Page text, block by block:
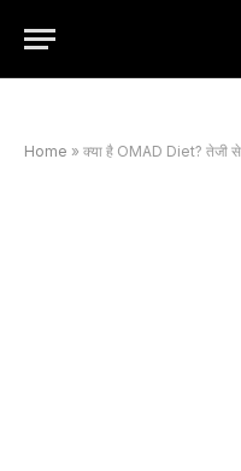
Home » क्या है OMAD Diet? तेजी